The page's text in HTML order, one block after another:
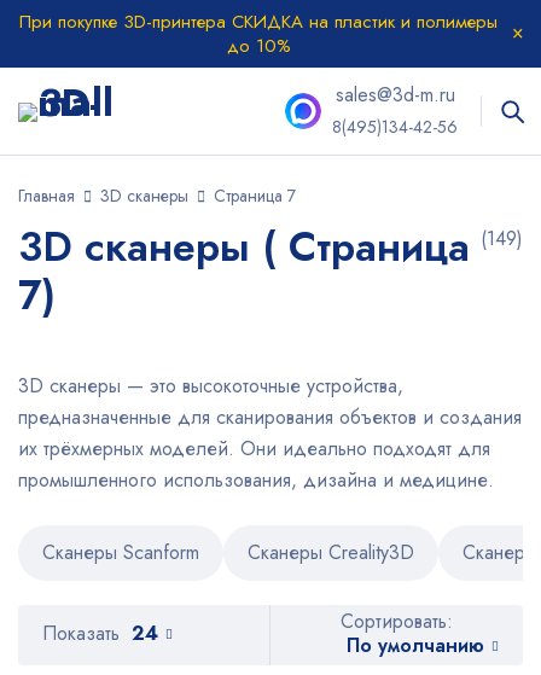
При покупке 3D-принтера СКИДКА на пластик и полимеры
до 10%
sales@3d-m.ru
8(495)134-42-56
Главная 3D сканеры Страница 7
3D сканеры ( Страница
7)
(149)
3D сканеры — это высокоточные устройства,
предназначенные для сканирования объектов и создания
их трёхмерных моделей. Они идеально подходят для
промышленного использования, дизайна и медицине.
Сканеры Scanform Сканеры Creality3D
Сортировать:
По умолчанию
Показать 24